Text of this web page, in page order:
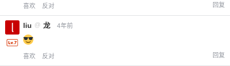
喜欢 反对 回复
liu @ 龙 4年前
喜欢 反对 回复